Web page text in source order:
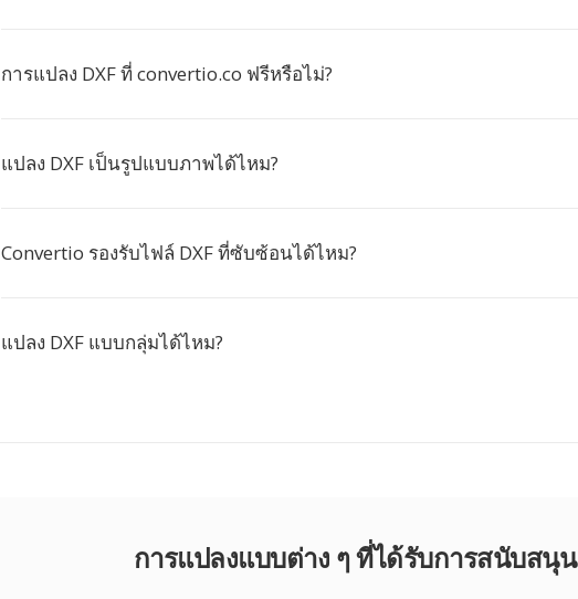
การแปลง DXF ที่ convertio.co ฟรีหรือไม่?
แปลง DXF เป็นรูปแบบภาพได้ไหม?
Convertio รองรับไฟล์ DXF ที่ซับซ้อนได้ไหม?
แปลง DXF แบบกลุ่มได้ไหม?
การแปลงแบบต่าง ๆ ที่ได้รับการสนับสนุน